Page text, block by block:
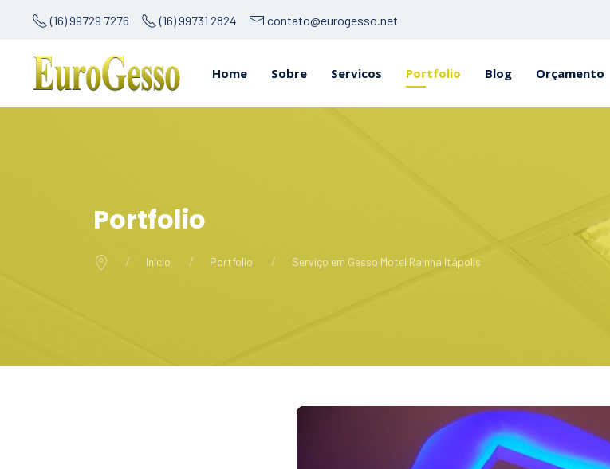
(16) 99729 7276 (16) 99731 2824 contato@eurogesso.net
Home Sobre Servicos Portfolio Blog Orçamento
Portfolio
Início Portfolio Serviço em Gesso Motel Rainha Itápolis